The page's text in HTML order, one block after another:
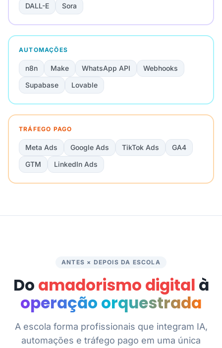
DALL-E
Sora
AUTOMAÇÕES
n8n Make WhatsApp API
Webhooks
Supabase
Lovable
TRÁFEGO PAGO
Meta Ads Google Ads TikTok Ads
GA4
GTM
LinkedIn Ads
ANTES × DEPOIS DA ESCOLA
Do amadorismo digital à
operação orquestrada
A escola forma profissionais que integram IA,
automações e tráfego pago em uma única